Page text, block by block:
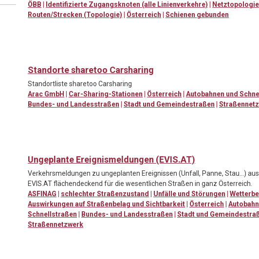
ÖBB | Identifizierte Zugangsknoten (alle Linienverkehre) |
Routen/Strecken (Topologie) | Österreich | Schienen gebunden
Standorte sharetoo Carsharing
Standortliste sharetoo Carsharing
Arac GmbH | Car-Sharing-Stationen | Österreich | Autobahnen und
Bundes- und Landesstraßen | Stadt und Gemeindestraßen |
Ungeplante Ereignismeldungen (EVIS.AT)
Verkehrsmeldungen zu ungeplanten Ereignissen (Unfall, Panne, Stau…)
EVIS.AT flächendeckend für die wesentlichen Straßen in ganz Österreich.
ASFINAG | schlechter Straßenzustand | Unfälle und Störungen |
Auswirkungen auf Straßenbelag und Sichtbarkeit| Österreich |
Schnellstraßen | Bundes- und Landesstraßen | Stadt und
Straßennetzwerk